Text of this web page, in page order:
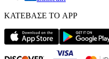
ΚΑΤΕΒΑΣΕ ΤΟ APP